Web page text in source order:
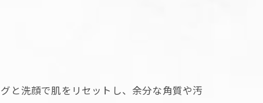
と洗顔で肌をリセットし、余分な角質や汚